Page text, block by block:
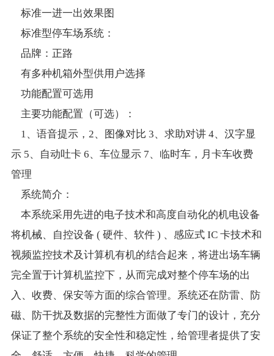
联系我们
标准一进一出效果图
标准型停车场系统：
品牌：正路
有多种机箱外型供用户选择
功能配置可选用
主要功能配置（可选）：
1、语音提示，2、图像对比 3、求助对讲 4、汉字显
示 5、自动吐卡 6、车位显示 7、临时车，月卡车收费
管理
系统简介：
本系统采用先进的电子技术和高度自动化的机电设备
将机械、自控设备 ( 硬件、软件 ) 、感应式 IC 卡技术和
视频监控技术及计算机有机的结合起来，将进出场车辆
完全置于计算机监控下，从而完成对整个停车场的出
入、收费、保安等方面的综合管理。系统还在防雷、防
磁、防干扰及数据的完整性方面做了专门的设计，充分
保证了整个系统的安全性和稳定性，给管理者提供了安